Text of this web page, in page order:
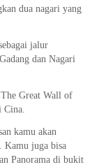
dua nagari yang
jalur
dan Nagari
Great Wall of
Cina.
kamu akan
Kamu juga bisa
Panorama di bukit